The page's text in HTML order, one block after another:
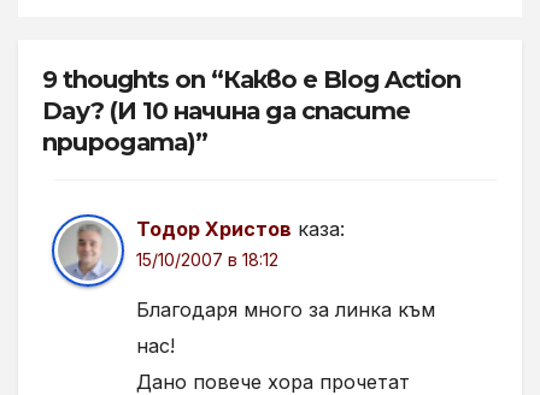
9 thoughts on “Какво е Blog Action
Day? (И 10 начина да спасите
природата)”
Тодор Христов каза:
15/10/2007 в 18:12
Благодаря много за линка към
нас!
Дано повече хора прочетат